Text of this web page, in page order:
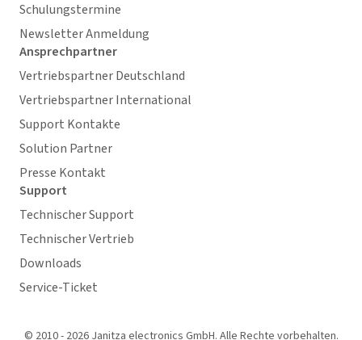
Schulungstermine
Newsletter Anmeldung
Ansprechpartner
Vertriebspartner Deutschland
Vertriebspartner International
Support Kontakte
Solution Partner
Presse Kontakt
Support
Technischer Support
Technischer Vertrieb
Downloads
Service-Ticket
© 2010 - 2026 Janitza electronics GmbH. Alle Rechte vorbehalten.